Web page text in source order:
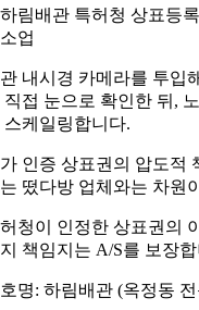
내시경 카메라를 투입
직접 눈으로 확인한 뒤,
스케일링합니다.
인증 상표권의 압도적
떴다방 업체와는 차원
청이 인정한 상표권의
책임지는 A/S를 보장
명: 하림배관 (옥정동